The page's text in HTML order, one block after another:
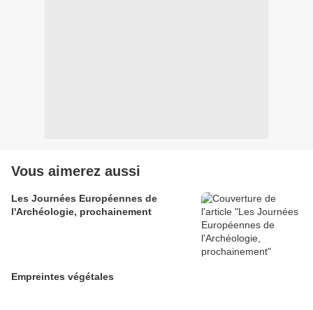
Vous aimerez aussi
Les Journées Européennes de
l'Archéologie, prochainement
Empreintes végétales